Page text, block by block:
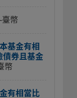
臺幣
基金有相
債券且基金
幣
有相當比